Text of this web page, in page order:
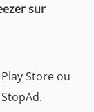
sur
Store ou